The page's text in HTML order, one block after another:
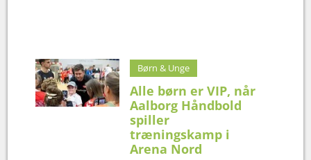
Børn & Unge
Alle børn er VIP, når
Aalborg Håndbold
spiller
træningskamp i
Arena Nord